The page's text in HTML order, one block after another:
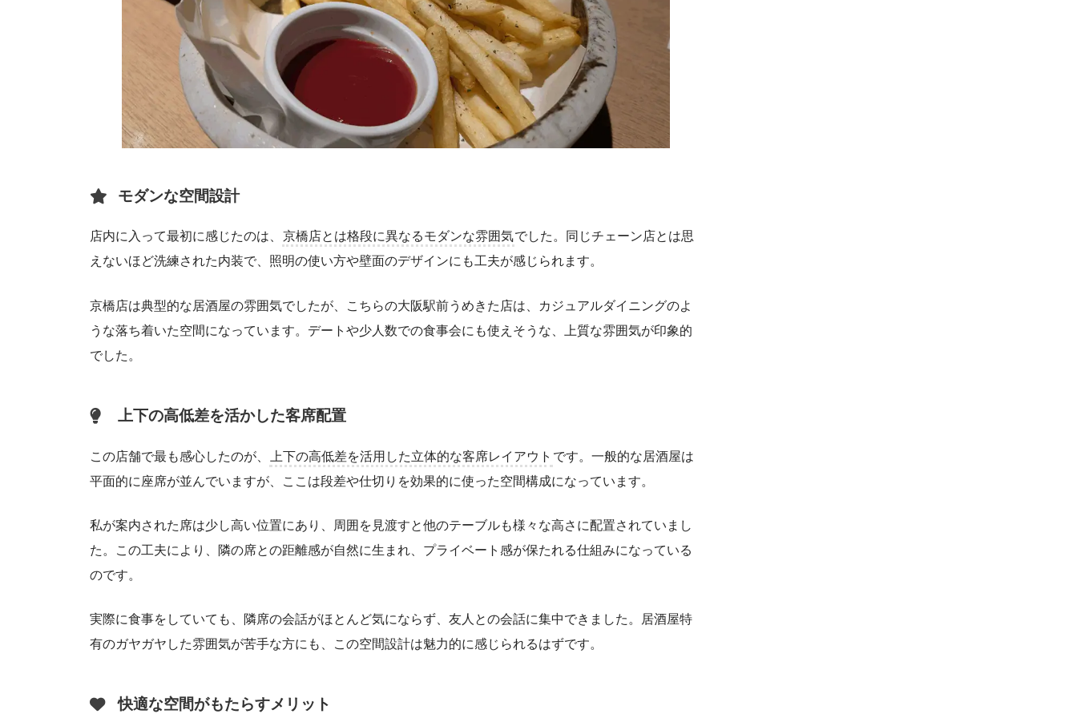
モダンな空間設計
店内に入って最初に感じたのは、 京橋店とは格段に異なるモダンな雰囲気でした。同じチェーン店とは思
えないほど洗練された内装で、照明の使い方や壁面のデザインにも工夫が感じられます。
京橋店は典型的な居酒屋の雰囲気でしたが、こちらの大阪駅前うめきた店は、カジュアルダイニングのよ
うな落ち着いた空間になっています。デートや少人数での食事会にも使えそうな、上質な雰囲気が印象的
でした。
上下の高低差を活かした客席配置
この店舗で最も感心したのが、 上下の高低差を活用した立体的な客席レイアウト です。一般的な居酒屋は
平面的に座席が並んでいますが、ここは段差や仕切りを効果的に使った空間構成になっています。
私が案内された席は少し高い位置にあり、周囲を見渡すと他のテーブルも様々な高さに配置されていまし
た。この工夫により、隣の席との距離感が自然に生まれ、プライベート感が保たれる仕組みになっている
のです。
実際に食事をしていても、隣席の会話がほとんど気にならず、友人との会話に集中できました。居酒屋特
有のガヤガヤした雰囲気が苦手な方にも、この空間設計は魅力的に感じられるはずです。
快適な空間がもたらすメリット